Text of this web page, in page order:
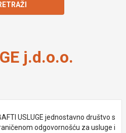
j.d.o.o.
USLUGE jednostavno društvo s
odgovornošću za usluge i